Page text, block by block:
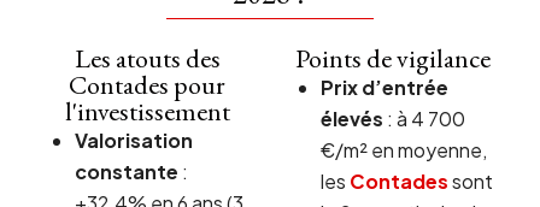
Les atouts des
Contades pour
l'investissement
Valorisation
constante :
Points de vigilance
Prix d’entrée
élevés : à 4 700
€/m² en moyenne,
les Contadessont